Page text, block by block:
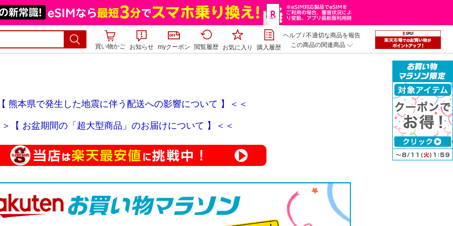
買い物かご お知らせ myクーポン 閲覧履歴 お気に入り 購入履歴
ヘルプ/不適切な商品を報告
この商品の関連商品